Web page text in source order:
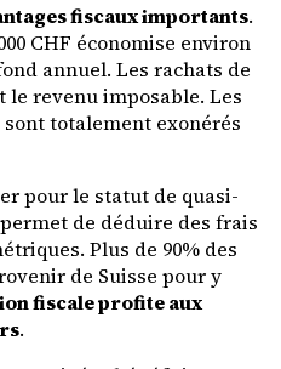
fiscaux importants.
CHF économise environ
annuel. Les rachats de
le revenu imposable. Les
totalement exonérés
pour le statut de quasi-
de déduire des frais
Plus de 90% des
de Suisse pour y
fiscale profite aux
.